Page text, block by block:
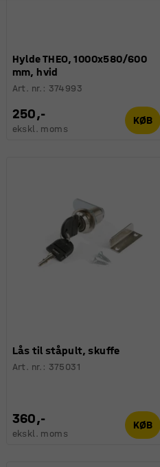
Hylde THEO, 1000x580/600
mm, hvid
Art. nr. : 374993
250,-
ekskl. moms
KØB
Lås til ståpult, skuffe
Art. nr. : 375031
360,-
ekskl. moms
KØB